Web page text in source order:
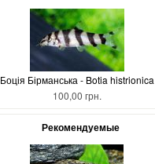
Боція Бірманська - Botia histrionica
100,00 грн.
Рекомендуемые